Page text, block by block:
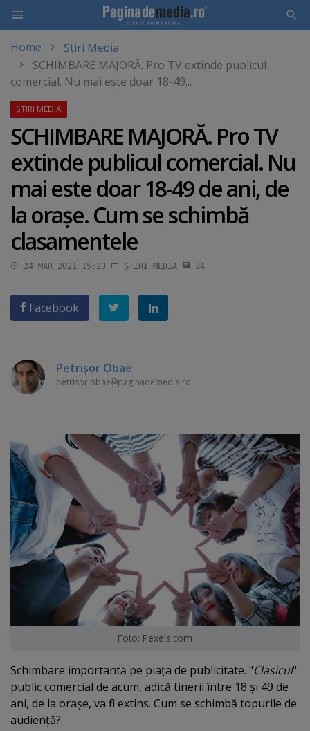
main
content
Home
Știri Media
SCHIMBARE MAJORĂ. Pro TV extinde publicul
comercial. Nu mai este doar 18-49...
SCHIMBARE MAJORĂ. Pro TV
extinde publicul comercial. Nu
mai este doar 18-49 de ani, de
la oraşe. Cum se schimbă
clasamentele
24 MAR 2021 15:23 ȘTIRI MEDIA 34
Facebook
Petrişor Obae
petrisor.obae paginademedia.ro
Foto: Pexels.com
Schimbare importantă pe piaţa de publicitate. "Clasicul"
public comercial de acum, adică tinerii între 18 şi 49 de
ani, de la oraşe, va fi extins. Cum se schimbă topurile de
audienţă?